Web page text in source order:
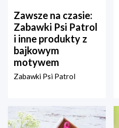
Zawsze na czasie:
Zabawki Psi Patrol
i inne produkty z
bajkowym
motywem
Zabawki Psi Patrol